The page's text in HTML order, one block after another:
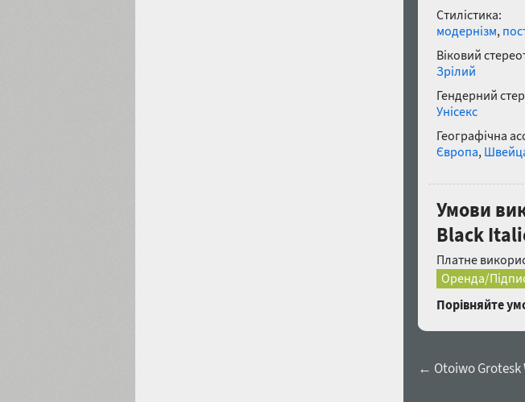
Стилістика:
модернізм,
Віковий
Зрілий
Гендерний
Унісекс
Географічна
Європа,
Умови
Black
Платне
Оренда/
Порівняйте
← Otoiwo Grotesk